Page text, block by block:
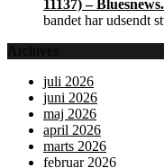
11137) –
bandet har udsendt
Archives
juli 2026
juni 2026
maj 2026
april 2026
marts 2026
februar 2026